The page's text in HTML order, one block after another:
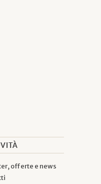
offerte e news